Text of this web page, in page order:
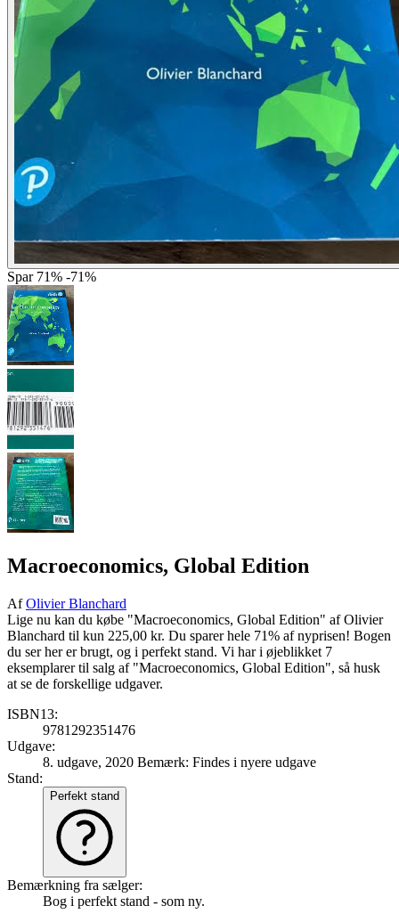
Spar 71% -71%
Macroeconomics, Global Edition
AfOlivier Blanchard
Lige nu kan du købe "Macroeconomics, Global Edition" af Olivier
Blanchard til kun 225,00 kr. Du sparer hele 71% af nyprisen! Bogen
du ser her er brugt, og i perfekt stand. Vi har i øjeblikket 7
eksemplarer til salg af "Macroeconomics, Global Edition", så husk
at se de forskellige udgaver.
ISBN13:
9781292351476
Udgave:
8. udgave, 2020 Bemærk: Findes i nyere udgave
Stand:
Perfekt stand
Bemærkning fra sælger:
Bog i perfekt stand - som ny.